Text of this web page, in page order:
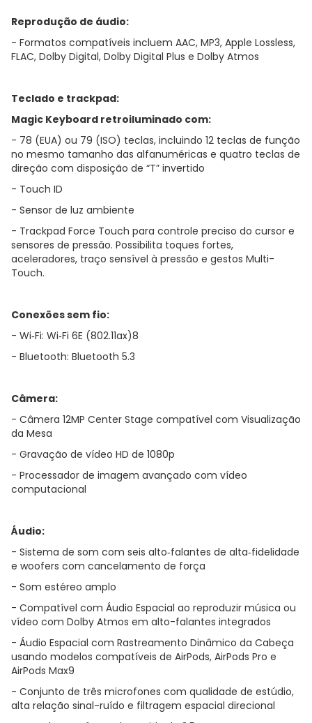
Reprodução de áudio:
- Formatos compatíveis incluem AAC, MP3, Apple Lossless,
FLAC, Dolby Digital, Dolby Digital Plus e Dolby Atmos
Teclado e trackpad:
Magic Keyboard retroiluminado com:
- 78 (EUA) ou 79 (ISO) teclas, incluindo 12 teclas de função
no mesmo tamanho das alfanuméricas e quatro teclas de
direção com disposição de “T” invertido
- Touch ID
- Sensor de luz ambiente
- Trackpad Force Touch para controle preciso do cursor e
sensores de pressão. Possibilita toques fortes,
aceleradores, traço sensível à pressão e gestos Multi-
Touch.
Conexões sem fio:
- Wi‑Fi: Wi‑Fi 6E (802.11ax)8
- Bluetooth: Bluetooth 5.3
Câmera:
- Câmera 12MP Center Stage compatível com Visualização
da Mesa
- Gravação de vídeo HD de 1080p
- Processador de imagem avançado com vídeo
computacional
Áudio:
- Sistema de som com seis alto‑falantes de alta‑fidelidade
e woofers com cancelamento de força
- Som estéreo amplo
- Compatível com Áudio Espacial ao reproduzir música ou
vídeo com Dolby Atmos em alto-falantes integrados
- Áudio Espacial com Rastreamento Dinâmico da Cabeça
usando modelos compatíveis de AirPods, AirPods Pro e
AirPods Max9
- Conjunto de três microfones com qualidade de estúdio,
alta relação sinal-ruído e filtragem espacial direcional